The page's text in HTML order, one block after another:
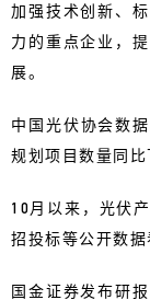
加强技术创新、
力的重点企业，
展。
中国光伏协会数
规划项目数量同比
10月以来，光伏
招投标等公开数据
国金证券发布研